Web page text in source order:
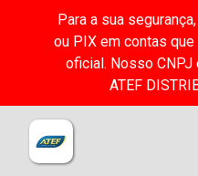
Para a sua
ou PIX em contas
oficial. Nosso
ATEF